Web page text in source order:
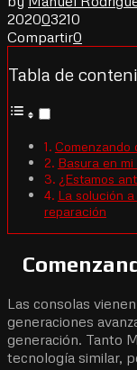
202003210
Compartir0
Tabla de
Comenzando
Basura en
¿Estamos
La solución
reparación
Las consolas
generaciones
generación. Tanto
tecnología similar,